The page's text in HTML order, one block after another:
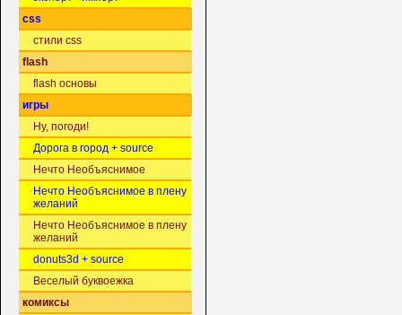
css
стили css
flash
flash основы
игры
Ну, погоди!
Дорога в город + source
Нечто Необъяснимое
Нечто Необъяснимое в плену
желаний
Нечто Необъяснимое в плену
желаний
donuts3d + source
Веселый буквоежка
комиксы